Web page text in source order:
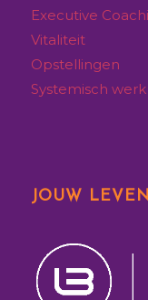
Executive
Vitaliteit
Opstellingen
Systemisch werk
JOUW